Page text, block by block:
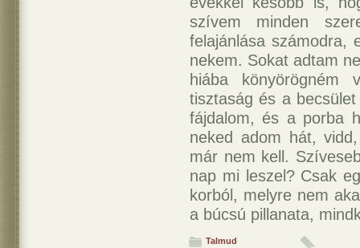
szívem minden
felajánlása számodra,
nekem. Sokat adtam
hiába
tisztaság és a
fájdalom, és a porba
neked adom hát,
már nem kell.
nap mi leszel? Csak
korból, melyre nem
a búcsú pillanata,
Talmud